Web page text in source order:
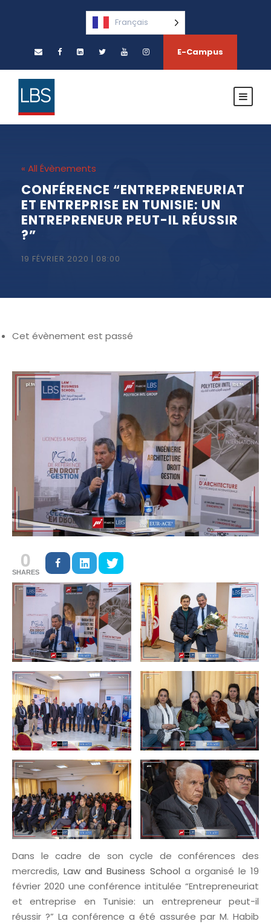
Français
E-Campus
« All Évènements
CONFÉRENCE “ENTREPRENEURIAT
ET ENTREPRISE EN TUNISIE: UN
ENTREPRENEUR PEUT-IL RÉUSSIR
?”
19 FÉVRIER 2020 | 08:00
Cet évènement est passé
0
SHARES
Dans le cadre de son cycle de conférences des
mercredis,Law and Business School a organisé le 19
février 2020 une conférence intitulée “Entrepreneuriat
et entreprise en Tunisie: un entrepreneur peut-il
réussir ?” La conférence a été assurée par M. Habib